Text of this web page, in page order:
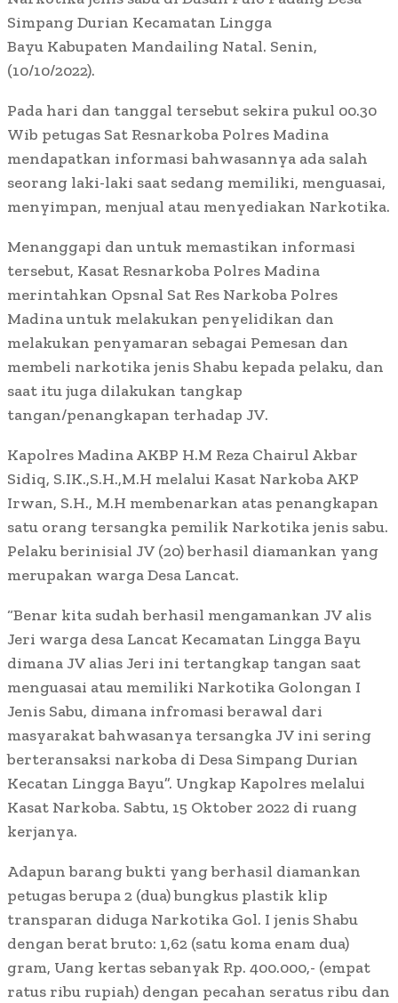
Simpang Durian Kecamatan Lingga
Bayu Kabupaten Mandailing Natal. Senin,
(10/10/2022).
Pada hari dan tanggal tersebut sekira pukul 00.30
Wib petugas Sat Resnarkoba Polres Madina
mendapatkan informasi bahwasannya ada salah
seorang laki-laki saat sedang memiliki, menguasai,
menyimpan, menjual atau menyediakan Narkotika.
Menanggapi dan untuk memastikan informasi
tersebut, Kasat Resnarkoba Polres Madina
merintahkan Opsnal Sat Res Narkoba Polres
Madina untuk melakukan penyelidikan dan
melakukan penyamaran sebagai Pemesan dan
membeli narkotika jenis Shabu kepada pelaku, dan
saat itu juga dilakukan tangkap
tangan/penangkapan terhadap JV.
Kapolres Madina AKBP H.M Reza Chairul Akbar
Sidiq, S.IK.,S.H.,M.H melalui Kasat Narkoba AKP
Irwan, S.H., M.H membenarkan atas penangkapan
satu orang tersangka pemilik Narkotika jenis sabu.
Pelaku berinisial JV (20) berhasil diamankan yang
merupakan warga Desa Lancat.
“Benar kita sudah berhasil mengamankan JV alis
Jeri warga desa Lancat Kecamatan Lingga Bayu
dimana JV alias Jeri ini tertangkap tangan saat
menguasai atau memiliki Narkotika Golongan I
Jenis Sabu, dimana infromasi berawal dari
masyarakat bahwasanya tersangka JV ini sering
berteransaksi narkoba di Desa Simpang Durian
Kecatan Lingga Bayu”. Ungkap Kapolres melalui
Kasat Narkoba. Sabtu, 15 Oktober 2022 di ruang
kerjanya.
Adapun barang bukti yang berhasil diamankan
petugas berupa 2 (dua) bungkus plastik klip
transparan diduga Narkotika Gol. I jenis Shabu
dengan berat bruto: 1,62 (satu koma enam dua)
gram, Uang kertas sebanyak Rp. 400.000,- (empat
ratus ribu rupiah) dengan pecahan seratus ribu dan